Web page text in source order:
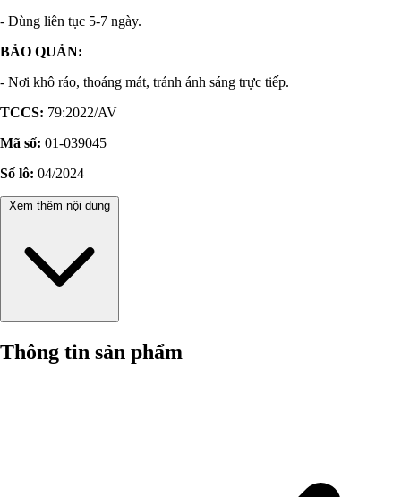
- Dùng liên tục 5-7 ngày.
BẢO QUẢN:
- Nơi khô ráo, thoáng mát, tránh ánh sáng trực tiếp.
TCCS: 79:2022/AV
Mã số: 01-039045
Số lô: 04/2024
Xem thêm nội dung
Thông tin sản phẩm